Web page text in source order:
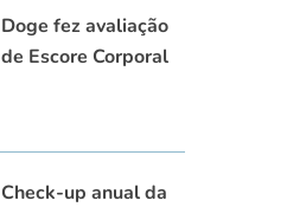
Doge fez avaliação
de Escore Corporal
Check-up anual da